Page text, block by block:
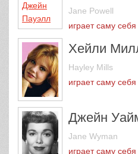
Jane Powell
играет саму себя
Хейли
Hayley Mills
играет саму себя
Джейн
Jane Wyman
играет саму себя